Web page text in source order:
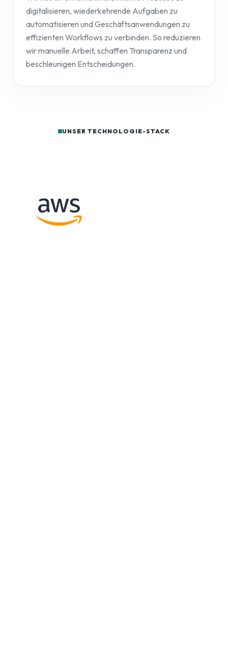
digitalisieren, wiederkehrende Aufgaben zu
automatisieren und Geschäftsanwendungen zu
effizienten Workflows zu verbinden. So reduzieren
wir manuelle Arbeit, schaffen Transparenz und
beschleunigen Entscheidungen.
UNSER TECHNOLOGIE-STACK